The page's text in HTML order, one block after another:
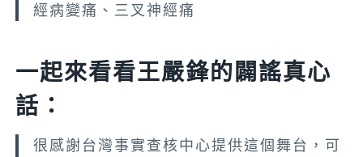
經病變痛、三叉神經痛
一起來看看王嚴鋒的闢謠真心
話：
很感謝台灣事實查核中心提供這個舞台，可